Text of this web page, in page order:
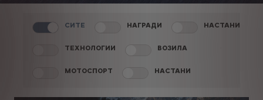
СИТЕ НАГРАДИ НАСТАНИ
ТЕХНОЛОГИИ ВОЗИЛА
МОТОСПОРТ НАСТАНИ